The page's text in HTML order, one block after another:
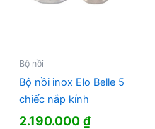
Bộ nồi
Bộ nồi inox Elo Belle 5
chiếc nắp kính
2.190.000₫